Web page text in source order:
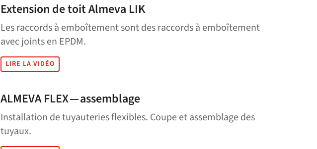
Extension de toit Almeva LIK
Les raccords à emboîtement sont des raccords à emboîtement
avec joints en EPDM.
LIRE LA VIDÉO
ALMEVA FLEX — assemblage
Installation de tuyauteries flexibles. Coupe et assemblage des
tuyaux.